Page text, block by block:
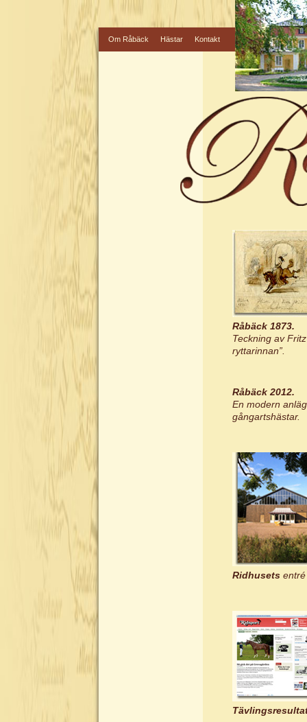
Om Råbäck Hästar Kontakt
Råbäck 1873.
Teckning av
ryttarinnan”.
Råbäck 2012.
En modern
gångartshästar.
Ridhusets